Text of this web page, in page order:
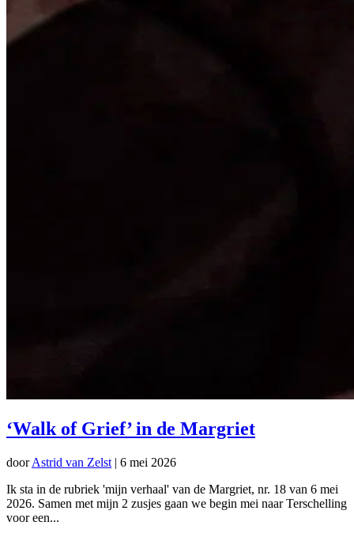
‘Walk of Grief’ in de Margriet
doorAstrid van Zelst | 6 mei 2026
Ik sta in de rubriek 'mijn verhaal' van de Margriet, nr. 18 van 6 mei
2026. Samen met mijn 2 zusjes gaan we begin mei naar Terschelling
voor een...